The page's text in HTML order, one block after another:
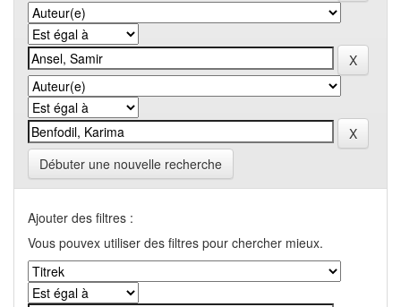
Débuter une nouvelle recherche
Ajouter des filtres :
Vous pouvex utiliser des filtres pour chercher mieux.